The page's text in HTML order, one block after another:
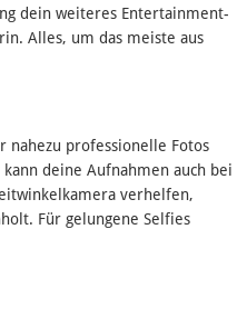
dein weiteres Entertainment-
Alles, um das meiste aus
nahezu professionelle Fotos
deine Aufnahmen auch bei
verhelfen,
Für gelungene Selfies